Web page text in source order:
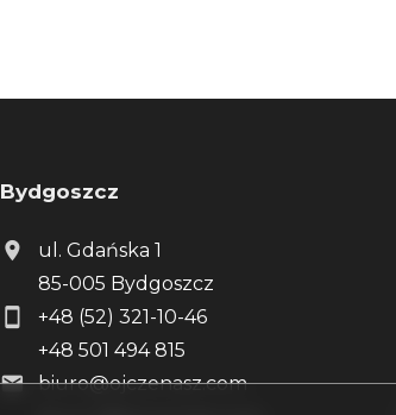
Bydgoszcz
ul. Gdańska 1
85-005 Bydgoszcz
+48 (52) 321-10-46
+48 501 494 815
biuro@ojczenasz.com